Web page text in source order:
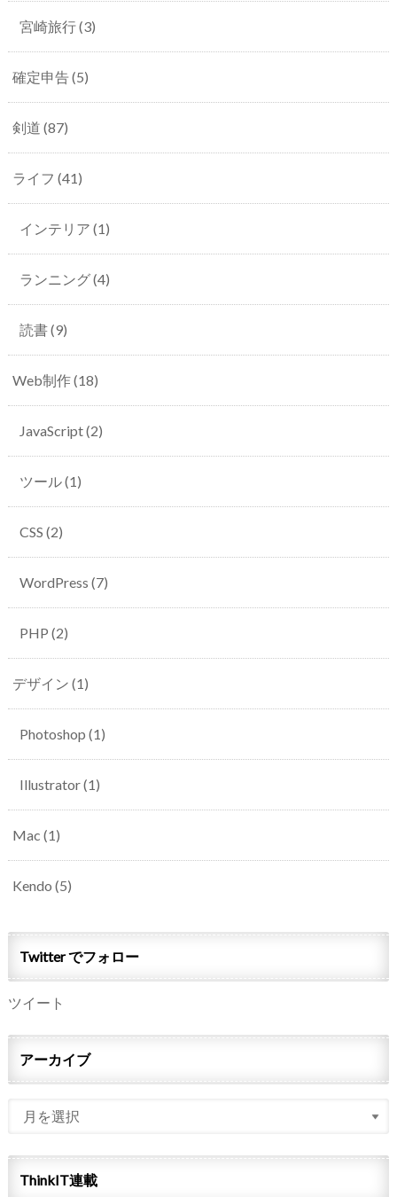
宮崎旅行(3)
確定申告(5)
剣道 (87)
ライフ (41)
インテリア (1)
ランニング(4)
読書(9)
Web制作(18)
JavaScript(2)
ツール(1)
CSS (2)
WordPress (7)
PHP (2)
デザイン (1)
Photoshop (1)
Illustrator(1)
Mac (1)
Kendo (5)
Twitter でフォロー
ツイート
アーカイブ
ThinkIT連載